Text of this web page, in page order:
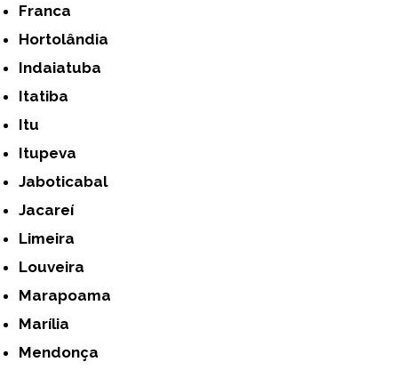
Franca
Hortolândia
Indaiatuba
Itatiba
Itu
Itupeva
Jaboticabal
Jacareí
Limeira
Louveira
Marapoama
Marília
Mendonça